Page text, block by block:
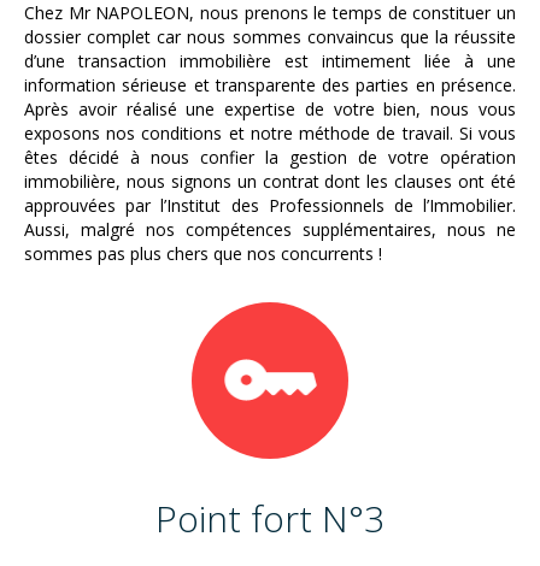
Chez Mr NAPOLEON, nous prenons le temps de constituer un
dossier complet car nous sommes convaincus que la réussite
d’une transaction immobilière est intimement liée à une
information sérieuse et transparente des parties en présence.
Après avoir réalisé une expertise de votre bien, nous vous
exposons nos conditions et notre méthode de travail. Si vous
êtes décidé à nous confier la gestion de votre opération
immobilière, nous signons un contrat dont les clauses ont été
approuvées par l’Institut des Professionnels de l’Immobilier.
Aussi, malgré nos compétences supplémentaires, nous ne
sommes pas plus chers que nos concurrents !
Point fort N°3